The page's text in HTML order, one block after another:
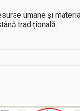
umane și
tradițională.